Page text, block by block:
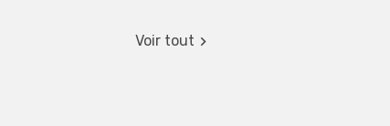
Voir tout